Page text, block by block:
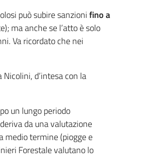
può subire sanzionifino a
ma anche se l’atto è solo
Va ricordato che nei
d’intesa con la
un lungo periodo
da una valutazione
medio termine (piogge e
Forestale valutano lo